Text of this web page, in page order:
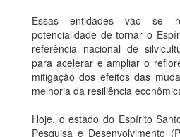
Essas entidades vão se
potencialidade de tornar o
referência nacional de
para acelerar e ampliar o
mitigação dos efeitos das
melhoria da resiliência
Hoje, o estado do Espírito
Pesquisa e Desenvolvimento